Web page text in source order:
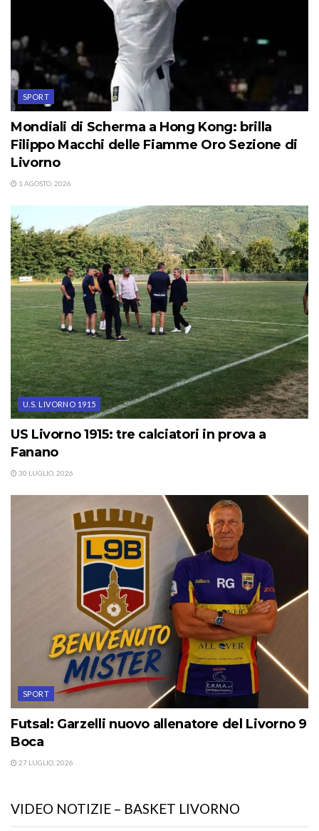
SPORT
Mondiali di Scherma a Hong Kong: brilla
Filippo Macchi delle Fiamme Oro Sezione di
Livorno
1 AGOSTO, 2026
U.S. LIVORNO 1915
US Livorno 1915: tre calciatori in prova a
Fanano
30 LUGLIO, 2026
SPORT
Futsal: Garzelli nuovo allenatore del Livorno 9
Boca
27 LUGLIO, 2026
VIDEO NOTIZIE – BASKET LIVORNO